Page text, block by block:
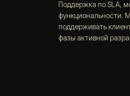
Поддержка по SLA,
функциональности.
поддерживать
фазы активной